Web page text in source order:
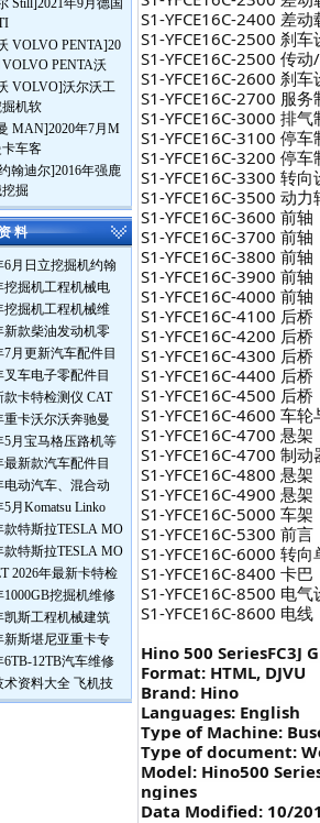
Still]2021年9月德国
VOLVO PENTA]20
PENTA沃
VOLVO]沃尔沃工
机软
MAN]2020年7月M
车客
翰迪尔]2016年强鹿
掘
料
6月日立挖掘机约翰
挖掘机工程机械电
挖掘机工程机械维
新款柴油发动机零
7月更新汽车配件目
叉车电子零配件目
款卡特检测仪 CAT
重卡沃尔沃奔驰曼
5月宝马格压路机等
最新款汽车配件目
电动汽车、混合动
5月Komatsu Linko
款特斯拉TESLA MO
款特斯拉TESLA MO
2026年最新卡特检
1000GB挖掘机维修
凯斯工程机械建筑
新斯堪尼亚重卡专
6TB-12TB汽车维修
术资料大全 飞机技
S1-YFCE16C-2400 差
S1-YFCE16C-2500 刹
S1-YFCE16C-2500 传
S1-YFCE16C-2600 刹
S1-YFCE16C-2700 服
S1-YFCE16C-3000 排气
S1-YFCE16C-3100 停
S1-YFCE16C-3200 停
S1-YFCE16C-3300 转向
S1-YFCE16C-3500 动力
S1-YFCE16C-3600 前
S1-YFCE16C-3700 前
S1-YFCE16C-3800 前
S1-YFCE16C-3900 前
S1-YFCE16C-4000 前
S1-YFCE16C-4100 后
S1-YFCE16C-4200 后
S1-YFCE16C-4300 后
S1-YFCE16C-4400 后
S1-YFCE16C-4500 后
S1-YFCE16C-4600 车轮
S1-YFCE16C-4700 悬
S1-YFCE16C-4700 制
S1-YFCE16C-4800 悬
S1-YFCE16C-4900 悬
S1-YFCE16C-5000 车架
S1-YFCE16C-5300 前言
S1-YFCE16C-6000 转向
S1-YFCE16C-8400 卡巴
S1-YFCE16C-8500 电气
S1-YFCE16C-8600 电线
Hino 500 SeriesFC3J
Format: HTML, DJVU
Brand: Hino
Languages: English
Type of Machine:
Type of document:
Model: Hino500
ngines
Data Modified: 10/